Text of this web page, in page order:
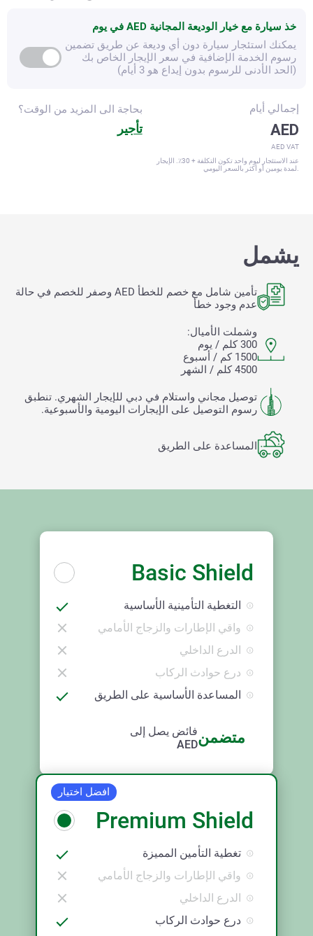
خذ سيارة مع خيار الوديعة المجانية AED في يوم
يمكنك استئجار سيارة دون أي وديعة عن طريق تضمين
رسوم الخدمة الإضافية في سعر الإيجار الخاص بك
(الحد الأدنى للرسوم بدون إيداع هو 3 أيام)
إجمالي أيام
AED
AED VAT
عند الاستئجار ليوم واحد تكون التكلفة + 30٪. الإيجار
بحاجة الى المزيد من الوقت؟
تأجير
يشمل
تأمين شامل مع خصم للخطأ
AED وصفر للخصم في حالة
عدم وجود خطأ
وشملت الأميال:
300 كلم / يوم
1500 كم / أسبوع
4500 كلم / الشهر
توصيل مجاني واستلام في دبي للإيجار الشهري. تنطبق
رسوم التوصيل على الإيجارات اليومية والأسبوعية.
المساعدة على الطريق
Basic Shield
التغطية التأمينية الأساسية
واقي الإطارات والزجاج الأمامي
الدرع الداخلي
درع حوادث الركاب
المساعدة الأساسية على الطريق
متضمنفائض يصل إلى
AED
افضل اختيار
Premium Shield
تغطية التأمين المميزة
واقي الإطارات والزجاج الأمامي
الدرع الداخلي
درع حوادث الركاب